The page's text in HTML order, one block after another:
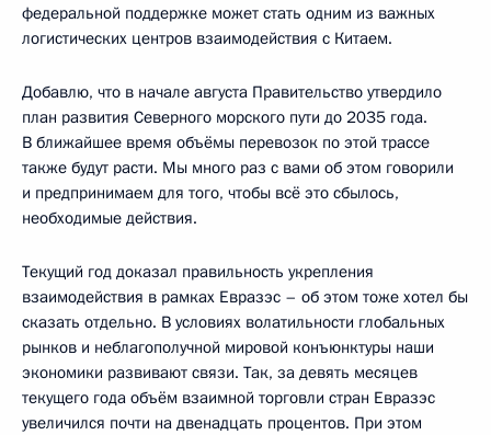
федеральной поддержке может стать одним из важных
логистических центров взаимодействия с Китаем.
Добавлю, что в начале августа Правительство утвердило
план развития Северного морского пути до 2035 года.
В ближайшее время объёмы перевозок по этой трассе
также будут расти. Мы много раз с вами об этом говорили
и предпринимаем для того, чтобы всё это сбылось,
необходимые действия.
Текущий год доказал правильность укрепления
взаимодействия в рамках Евразэс – об этом тоже хотел бы
сказать отдельно. В условиях волатильности глобальных
рынков и неблагополучной мировой конъюнктуры наши
экономики развивают связи. Так, за девять месяцев
текущего года объём взаимной торговли стран Евразэс
увеличился почти на двенадцать процентов. При этом